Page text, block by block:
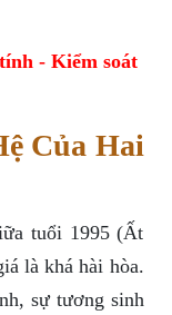
- Kiểm soát
Của Hai
tuổi 1995 (Ất
là khá hài hòa.
sự tương sinh